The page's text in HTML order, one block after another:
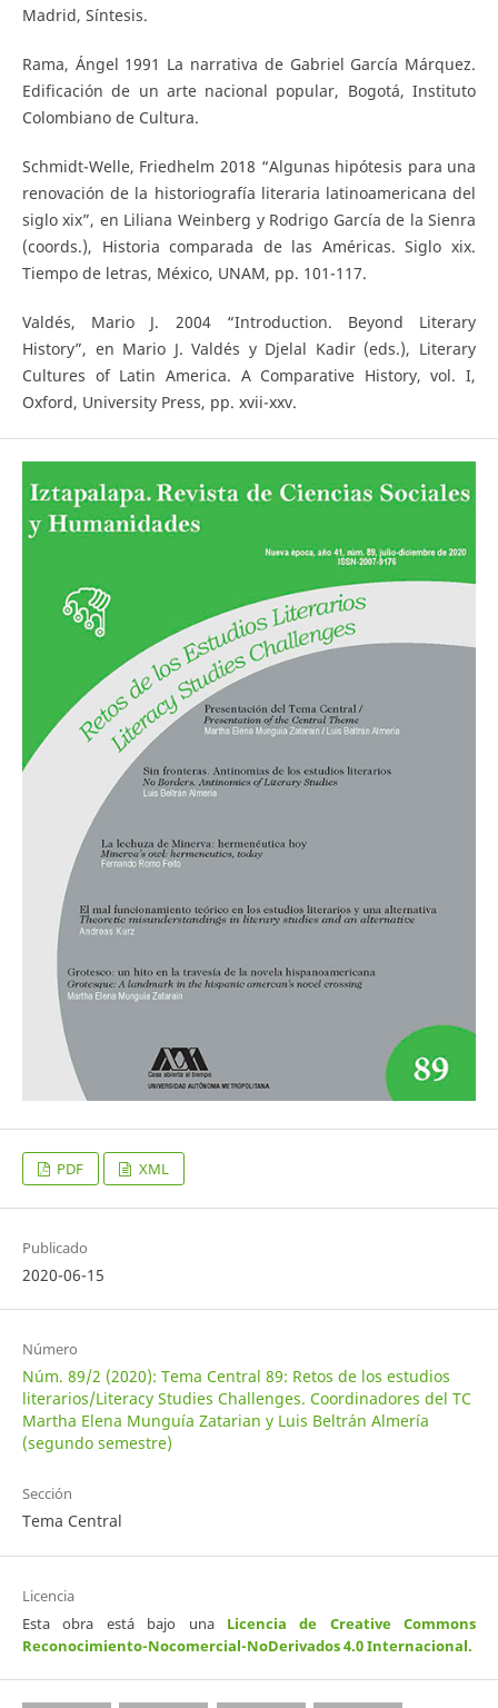
Madrid, Síntesis.
Rama, Ángel 1991 La narrativa de Gabriel García Márquez.
Edificación de un arte nacional popular, Bogotá, Instituto
Colombiano de Cultura.
Schmidt-Welle, Friedhelm 2018 “Algunas hipótesis para una
renovación de la historiografía literaria latinoamericana del
siglo xix”, en Liliana Weinberg y Rodrigo García de la Sienra
(coords.), Historia comparada de las Américas. Siglo xix.
Tiempo de letras, México, UNAM, pp. 101-117.
Valdés, Mario J. 2004 “Introduction. Beyond Literary
History”, en Mario J. Valdés y Djelal Kadir (eds.), Literary
Cultures of Latin America. A Comparative History, vol. I,
Oxford, University Press, pp. xvii-xxv.
PDF XML
Publicado
2020-06-15
Número
Núm. 89/2 (2020): Tema Central 89: Retos de los estudios
literarios/Literacy Studies Challenges. Coordinadores del TC
Martha Elena Munguía Zatarian y Luis Beltrán Almería
(segundo semestre)
Sección
Tema Central
Licencia
Esta obra está bajo una Licencia de Creative Commons
Reconocimiento-Nocomercial-NoDerivados 4.0 Internacional.